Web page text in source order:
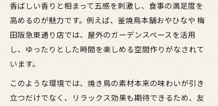
香ばしい香りと相まって五感を刺激し、食事の満足度を
高めるのが魅力です。例えば、釜焼鳥本舗おやひなや 梅
田阪急東通り店では、屋外のガーデンスペースを活用
し、ゆったりとした時間を楽しめる空間作りがなされて
います。
このような環境では、焼き鳥の素材本来の味わいが引き
立つだけでなく、リラックス効果も期待できるため、友